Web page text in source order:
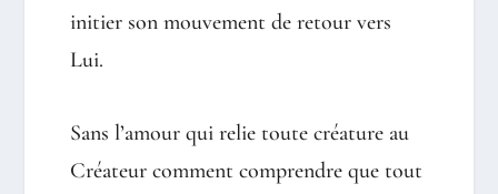
initier son mouvement de retour vers
Lui.
Sans l’amour qui relie toute créature au
Créateur comment comprendre que tout